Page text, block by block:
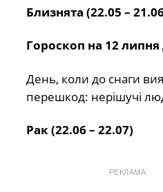
Близнята (22.05 –
Гороскоп на 12
День, коли до снаги
перешкод: нерішучі
Рак (22.06 – 22.07)
РЕКЛАМА